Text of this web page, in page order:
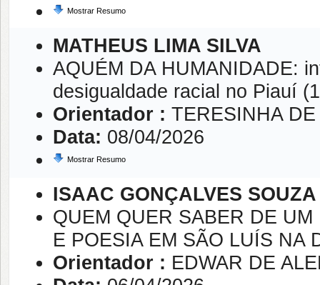
Mostrar Resumo
MATHEUS LIMA SILVA
AQUÉM DA HUMANIDADE:
desigualdade racial no Piauí
Orientador : TERESINHA
Data: 08/04/2026
Mostrar Resumo
ISAAC GONÇALVES SOUZA
QUEM QUER SABER DE
E POESIA EM SÃO LUÍS NA
Orientador : EDWAR DE